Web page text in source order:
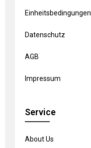
Einheitsbedingungen
Datenschutz
AGB
Impressum
Service
About Us